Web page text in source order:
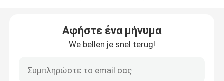
Δέκτης DVB CΑφήστε ένα μήνυμα
We bellen je snel terug!